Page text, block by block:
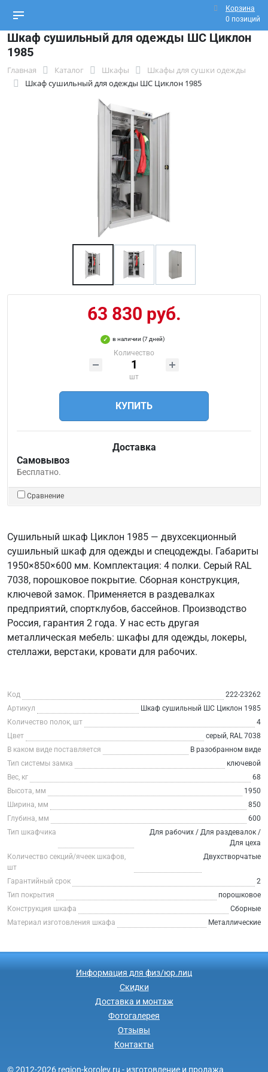
Корзина
0 позиций
Шкаф сушильный для одежды ШС Циклон
1985
Главная Каталог Шкафы
Шкафы для сушки одежды
Шкаф сушильный для одежды ШС Циклон 1985
63 830 руб.
в наличии (7 дней)
Количество
шт
КУПИТЬ
Доставка
Самовывоз
Бесплатно.
Сравнение
Сушильный шкаф Циклон 1985 — двухсекционный
сушильный шкаф для одежды и спецодежды. Габариты
1950×850×600 мм. Комплектация: 4 полки. Серый RAL
7038, порошковое покрытие. Сборная конструкция,
ключевой замок. Применяется в раздевалках
предприятий, спортклубов, бассейнов. Производство
Россия, гарантия 2 года. У нас есть другая
металлическая мебель: шкафы для одежды, локеры,
стеллажи, верстаки, кровати для рабочих.
Код
222-23262
Артикул
Шкаф сушильный ШС Циклон 1985
Количество полок, шт
4
Цвет
серый, RAL 7038
В каком виде поставляется
В разобранном виде
Тип системы замка
ключевой
Вес, кг
68
Высота, мм
1950
Ширина, мм
850
Глубина, мм
600
Тип шкафчика
Для рабочих / Для раздевалок /
Для цеха
Количество секций/ячеек шкафов,
шт
Двухстворчатые
Гарантийный срок
2
Тип покрытия
порошковое
Конструкция шкафа
Сборные
Материал изготовления шкафа
Металлические
Информация для физ/юр.лиц
Скидки
Доставка и монтаж
Фотогалерея
Отзывы
Контакты
© 2012-2026 region-korolev.ru - изготовление и продажа